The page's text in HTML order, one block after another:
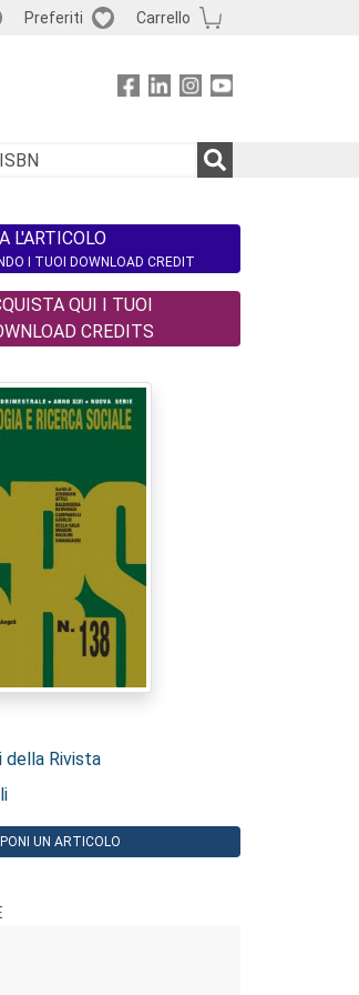
Preferiti Carrello
L'ARTICOLO
I TUOI DOWNLOAD CREDIT
QUI I TUOI
CREDITS
Rivista
UN ARTICOLO